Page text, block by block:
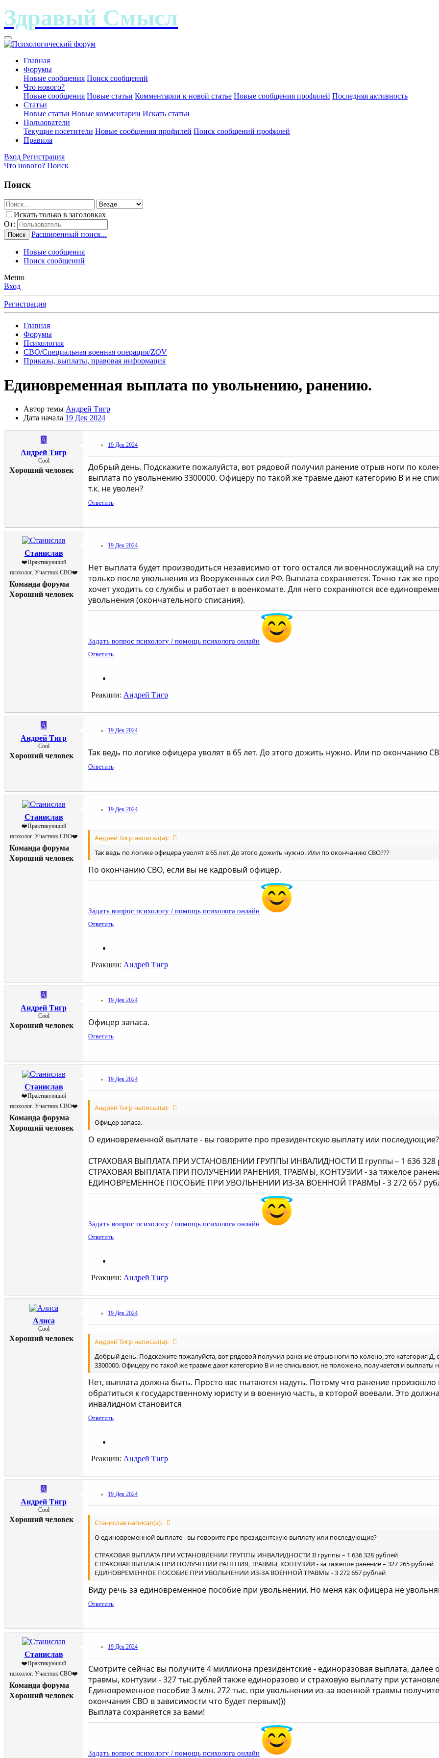
Главная
Форумы
Новые сообщения Поиск сообщений
Что нового?
Новые сообщения Новые статьи Комментарии к новой статье Новые сообщения профилей Последняя активность
Статьи
Новые статьи Новые комментарии Искать статьи
Пользователи
Текущие посетители Новые сообщения профилей Поиск сообщений профилей
Правила
Вход Регистрация
Что нового? Поиск
Поиск
Искать только в заголовках
От:
Поиск Расширенный поиск...
Новые сообщения
Поиск сообщений
Меню
Вход
Регистрация
Главная
Форумы
Психология
СВО/Специальная военная операция/ZOV
Приказы, выплаты, правовая информация
Единовременная выплата по увольнению, ранению.
Автор темы Андрей Тигр
Дата начала 19 Дек 2024
А
Андрей Тигр
Cool
Хороший человек
19 Дек 2024
Добрый день. Подскажите пожалуйста, вот рядовой получил ранение отрыв ноги по
выплата по увольнению 3300000. Офицеру по такой же травме дают категорию В и не
т.к. не уволен?
Ответить
Станислав
❤️Практикующий
психолог. Участник СВО❤️
Команда форума
Хороший человек
19 Дек 2024
Нет выплата будет производиться независимо от того остался ли военнослужащий на
только после увольнения из Вооруженных сил РФ. Выплата сохраняется. Точно так же
хочет уходить со службы и работает в военкомате. Для него сохраняются все
увольнения (окончательного списания).
Задать вопрос психологу / помощь психолога онлайн
Ответить
Реакции: Андрей Тигр
А
Андрей Тигр
Cool
Хороший человек
19 Дек 2024
Так ведь по логике офицера уволят в 65 лет. До этого дожить нужно. Или по окончанию
Ответить
Станислав
❤️Практикующий
психолог. Участник СВО❤️
Команда форума
Хороший человек
19 Дек 2024
Андрей Тигр написал(а):
Так ведь по логике офицера уволят в 65 лет. До этого дожить нужно. Или по окончанию СВО???
По окончанию СВО, если вы не кадровый офицер.
Задать вопрос психологу / помощь психолога онлайн
Ответить
Реакции: Андрей Тигр
А
Андрей Тигр
Cool
Хороший человек
19 Дек 2024
Офицер запаса.
Ответить
Станислав
❤️Практикующий
психолог. Участник СВО❤️
Команда форума
Хороший человек
19 Дек 2024
Андрей Тигр написал(а):
Офицер запаса.
О единовременной выплате - вы говорите про президентскую выплату или последующие?
СТРАХОВАЯ ВЫПЛАТА ПРИ УСТАНОВЛЕНИИ ГРУППЫ ИНВАЛИДНОСТИ II группы – 1 636 328
СТРАХОВАЯ ВЫПЛАТА ПРИ ПОЛУЧЕНИИ РАНЕНИЯ, ТРАВМЫ, КОНТУЗИИ - за тяжелое
ЕДИНОВРЕМЕННОЕ ПОСОБИЕ ПРИ УВОЛЬНЕНИИ ИЗ-ЗА ВОЕННОЙ ТРАВМЫ - 3 272 657
Задать вопрос психологу / помощь психолога онлайн
Ответить
Реакции: Андрей Тигр
Алиса
Cool
Хороший человек
19 Дек 2024
Андрей Тигр написал(а):
Добрый день. Подскажите пожалуйста, вот рядовой получил ранение отрыв ноги по колено, это категория
3300000. Офицеру по такой же травме дают категорию В и не списывают, не положено, получается и выплаты
Нет, выплата должна быть. Просто вас пытаются надуть. Потому что ранение
обратиться к государственному юристу и в военную часть, в которой воевали. Это
инвалидном становится
Ответить
Реакции: Андрей Тигр
А
Андрей Тигр
Cool
Хороший человек
19 Дек 2024
Станислав написал(а):
О единовременной выплате - вы говорите про президентскую выплату или последующие?
СТРАХОВАЯ ВЫПЛАТА ПРИ УСТАНОВЛЕНИИ ГРУППЫ ИНВАЛИДНОСТИ II группы – 1 636 328 рублей
СТРАХОВАЯ ВЫПЛАТА ПРИ ПОЛУЧЕНИИ РАНЕНИЯ, ТРАВМЫ, КОНТУЗИИ - за тяжелое ранение – 327 265 рублей
ЕДИНОВРЕМЕННОЕ ПОСОБИЕ ПРИ УВОЛЬНЕНИИ ИЗ-ЗА ВОЕННОЙ ТРАВМЫ - 3 272 657 рублей
Виду речь за единовременное пособие при увольнении. Но меня как офицера не
Ответить
Станислав
❤️Практикующий
психолог. Участник СВО❤️
Команда форума
Хороший человек
19 Дек 2024
Смотрите сейчас вы получите 4 миллиона президентские - единоразовая выплата,
травмы, контузии - 327 тыс.рублей также единоразово и страховую выплату при
Единовременное пособие 3 млн. 272 тыс. при увольнении из-за военной травмы
окончания СВО в зависимости что будет первым)))
Выплата сохраняется за вами!
Задать вопрос психологу / помощь психолога онлайн